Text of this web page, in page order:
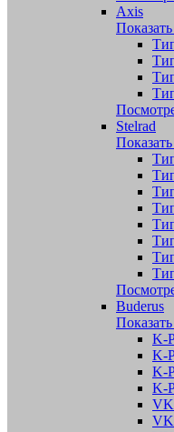
Axis
Stelrad
Buderus
K-
K-
K-
K-